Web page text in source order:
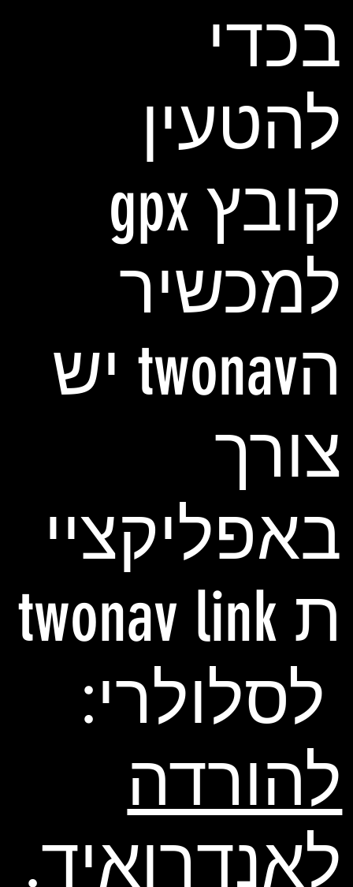
בכדי
להטעין
קובץ gpx
למכשיר
הtwonav יש
צורך
באפליקציי
ת twonav link
לסלולרי:
להורדה
לאנדרואיד.